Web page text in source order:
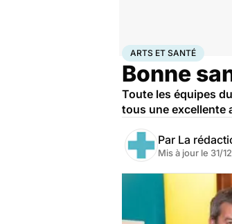
AccueilBien-êtreArts et santé
ARTS ET SANTÉ
Bonne
Toute les équipes
tous une excellente
Par La
Mis à jour le 31/